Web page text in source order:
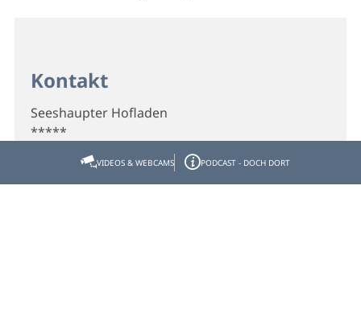
Kontakt
Seeshaupter Hofladen
*****
VIDEOS & WEBCAMS PODCAST - DOCH DORT